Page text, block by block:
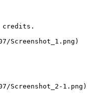
credits.
Screenshot_1.png)
Screenshot_2-1.png)